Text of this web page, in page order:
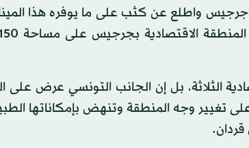
جرجيس واطلع عن كثب على ما يوفره هذا
الثلاثة، بل إن الجانب التونسي عرض على
تغيير وجه المنطقة وتنهض بإمكاناتها